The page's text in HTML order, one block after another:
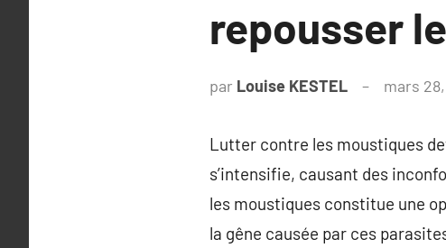
repousser
par Louise KESTEL mars
Lutter contre les moustiques
s’intensifie, causant des
les moustiques constitue une
la gêne causée par ces